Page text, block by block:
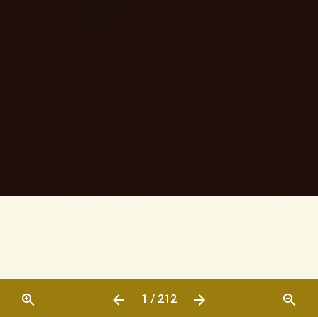
1 / 212